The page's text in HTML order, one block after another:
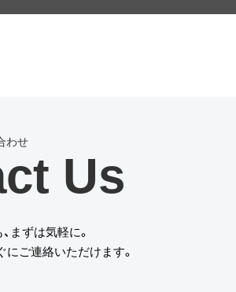
Us
まずは気軽に。
にご連絡いただけます。